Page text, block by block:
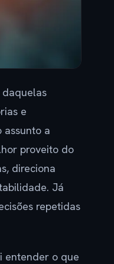
daquelas
e
assunto a
proveito do
direciona
Já
repetidas
entender o que